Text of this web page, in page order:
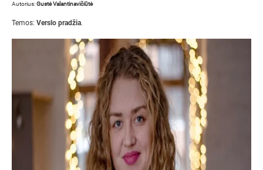
Autorius:Gustė Valantinavičiūtė
Temos: Verslo pradžia.